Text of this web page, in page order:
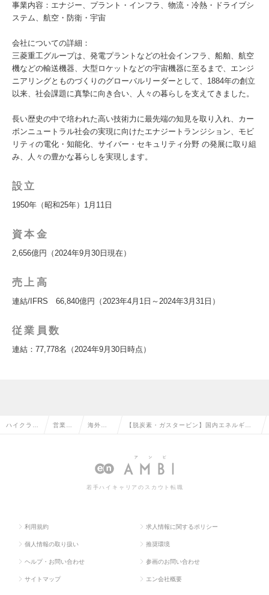
事業内容：エナジー、プラント・インフラ、物流・冷熱・ドライブシ
ステム、航空・防衛・宇宙
会社についての詳細：
三菱重工グループは、発電プラントなどの社会インフラ、船舶、航空
機などの輸送機器、大型ロケットなどの宇宙機器に至るまで、エンジ
ニアリングとものづくりのグローバルリーダーとして、1884年の創立
以来、社会課題に真摯に向き合い、人々の暮らしを支えてきました。
長い歴史の中で培われた高い技術力に最先端の知見を取り入れ、カー
ボンニュートラル社会の実現に向けたエナジートランジション、モビ
リティの電化・知能化、サイバー・セキュリティ分野 の発展に取り組
み、人々の豊かな暮らしを実現します。
設立
1950年（昭和25年）1月11日
資本金
2,656億円（2024年9月30日現在）
売上高
連結/IFRS 66,840億円（2023年4月1日～2024年3月31日）
従業員数
連結：77,778名（2024年9月30日時点）
ハイクラス 営業系 海外営 【脱炭素・ガスタービン】国内エネルギー
若手ハイキャリアのスカウト転職
利用規約 求人情報に関するポリシー
個人情報の取り扱い 推奨環境
ヘルプ・お問い合わせ 参画のお問い合わせ
サイトマップ エン会社概要